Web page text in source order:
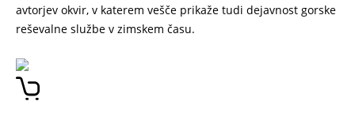
avtorjev okvir, v katerem vešče prikaže tudi dejavnost gorske
reševalne službe v zimskem času.